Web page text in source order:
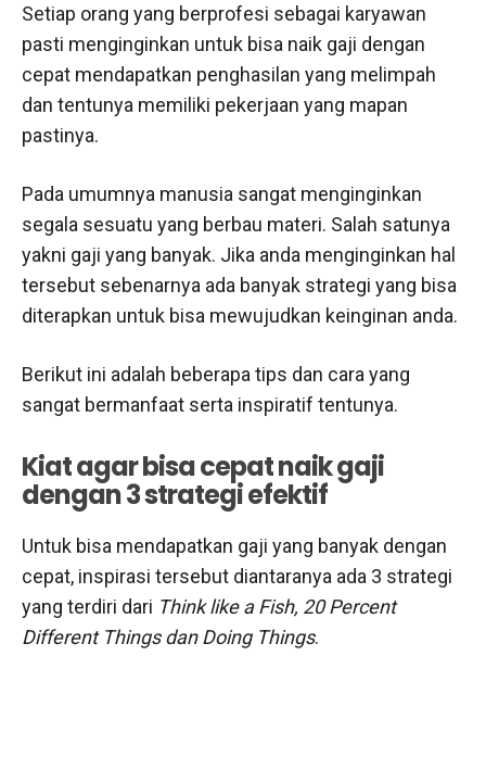
Setiap orang yang berprofesi sebagai karyawan
pasti menginginkan untuk bisa naik gaji dengan
cepat mendapatkan penghasilan yang melimpah
dan tentunya memiliki pekerjaan yang mapan
pastinya.
Pada umumnya manusia sangat menginginkan
segala sesuatu yang berbau materi. Salah satunya
yakni gaji yang banyak. Jika anda menginginkan hal
tersebut sebenarnya ada banyak strategi yang bisa
diterapkan untuk bisa mewujudkan keinginan anda.
Berikut ini adalah beberapa tips dan cara yang
sangat bermanfaat serta inspiratif tentunya.
Kiat agar bisa cepat naik gaji
dengan 3 strategi efektif
Untuk bisa mendapatkan gaji yang banyak dengan
cepat, inspirasi tersebut diantaranya ada 3 strategi
yang terdiri dari Think like a Fish, 20 Percent
Different Things dan Doing Things.